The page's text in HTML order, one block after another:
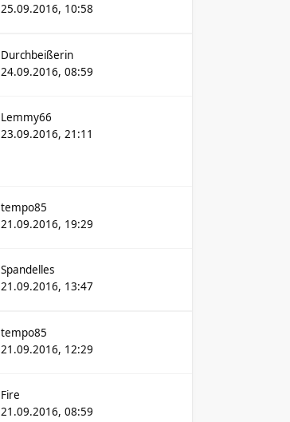
25.09.2016, 10:58
Durchbeißerin
24.09.2016, 08:59
Lemmy66
23.09.2016, 21:11
tempo85
21.09.2016, 19:29
Spandelles
21.09.2016, 13:47
tempo85
21.09.2016, 12:29
Fire
21.09.2016, 08:59